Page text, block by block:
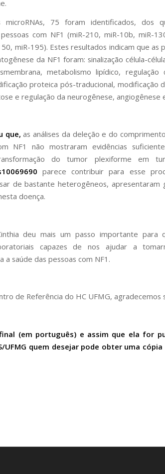
microRNAs, 75 foram identificados, dos
com NF1 (miR-210, miR-10b, miR-
miR-195). Estes resultados indicam que as
da NF1 foram: sinalização célula-
metabolismo lipídico,
proteica pós-traducional, modificação
e regulação da neurogênese, angiogênese
que,as análises da deleção e do
NF1 não mostraram evidências
do tumor plexiforme em
parece contribuir para esse
de bastante heterogêneos, apresentaram
doença.
deu mais um passo importante para
capazes de nos ajudar a
a saúde das pessoas com NF1.
de Referência do HC UFMG, agradecemos
(em português) e assim que ela for
UFMG quem desejar pode obter uma